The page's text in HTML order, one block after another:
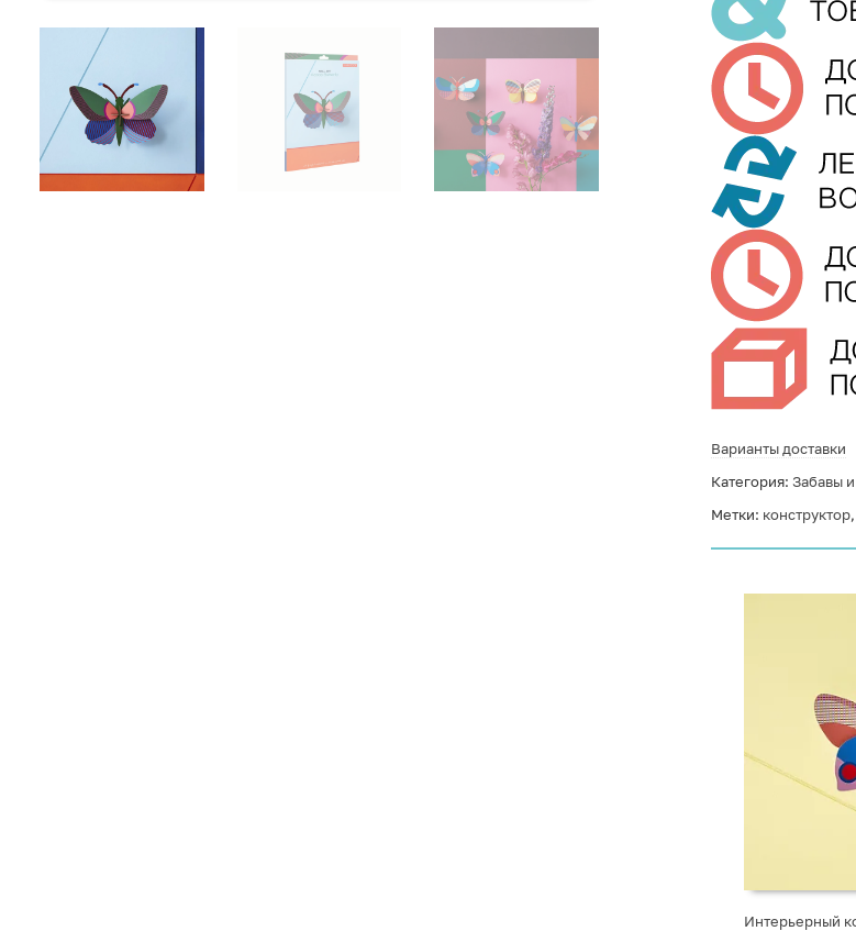
Варианты доставки
Категория: Забавы
Метки: конструктор,
Интерьерный